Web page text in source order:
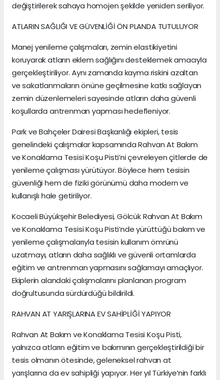
değiştirilerek sahaya homojen şekilde yeniden seriliyor.
ATLARIN SAĞLIĞI VE GÜVENLİĞİ ÖN PLANDA TUTULUYOR
Manej yenileme çalışmaları, zemin elastikiyetini
koruyarak atların eklem sağlığını desteklemek amacıyla
gerçekleştiriliyor. Aynı zamanda kayma riskini azaltan
ve sakatlanmaların önüne geçilmesine katkı sağlayan
zemin düzenlemeleri sayesinde atların daha güvenli
koşullarda antrenman yapması hedefleniyor.
Park ve Bahçeler Dairesi Başkanlığı ekipleri, tesis
genelindeki çalışmalar kapsamında Rahvan At Bakım
ve Konaklama Tesisi Koşu Pisti’ni çevreleyen çitlerde de
yenileme çalışması yürütüyor. Böylece hem tesisin
güvenliği hem de fiziki görünümü daha modern ve
kullanışlı hale getiriliyor.
Kocaeli Büyükşehir Belediyesi, Gölcük Rahvan At Bakım
ve Konaklama Tesisi Koşu Pisti’nde yürüttüğü bakım ve
yenileme çalışmalarıyla tesisin kullanım ömrünü
uzatmayı, atların daha sağlıklı ve güvenli ortamlarda
eğitim ve antrenman yapmasını sağlamayı amaçlıyor.
Ekiplerin alandaki çalışmalarını planlanan program
doğrultusunda sürdürdüğü bildirildi.
RAHVAN AT YARIŞLARINA EV SAHİPLİĞİ YAPIYOR
Rahvan At Bakım ve Konaklama Tesisi Koşu Pisti,
yalnızca atların eğitim ve bakımının gerçekleştirildiği bir
tesis olmanın ötesinde, geleneksel rahvan at
yarışlarına da ev sahipliği yapıyor. Her yıl Türkiye’nin farklı